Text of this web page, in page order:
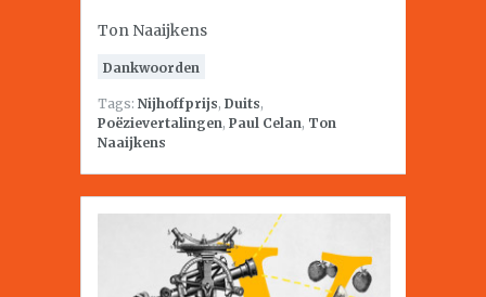
Ton Naaijkens
Dankwoorden
Tags: Nijhoffprijs, Duits,
Poëzievertalingen, Paul Celan, Ton
Naaijkens